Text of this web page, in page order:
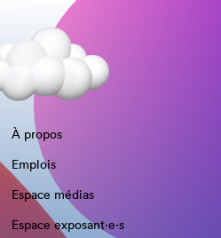
À propos
Emplois
Espace médias
Espace exposant·e⋅s